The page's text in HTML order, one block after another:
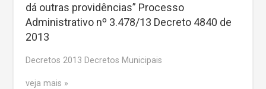
dá outras providências” Processo
Administrativo nº 3.478/13 Decreto 4840 de
2013
Decretos 2013 Decretos Municipais
veja mais